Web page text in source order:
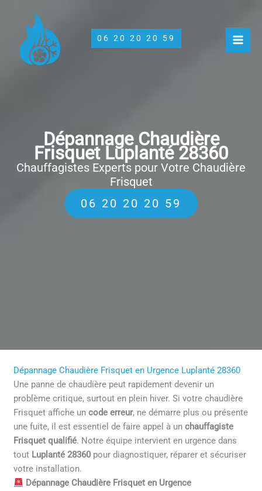
contenu
06 20 20 20 59
Dépannage Chaudière
Frisquet Luplanté 28360
Chauffagistes Experts pour Votre Chaudière
Frisquet
06 20 20 20 59
Dépannage Chaudière Frisquet en Urgence Luplanté 28360
Une panne de chaudière peut rapidement devenir un
problème critique, surtout en plein hiver. Si votre chaudière
Frisquet affiche uncode erreur, ne démarre plus ou présente
une fuite, il est essentiel de faire appel à unchauffagiste
Frisquet qualifié. Notre équipe intervient en urgence dans
tout Luplanté 28360 pour diagnostiquer, réparer et sécuriser
votre installation.
Dépannage Chaudière Frisquet en Urgence